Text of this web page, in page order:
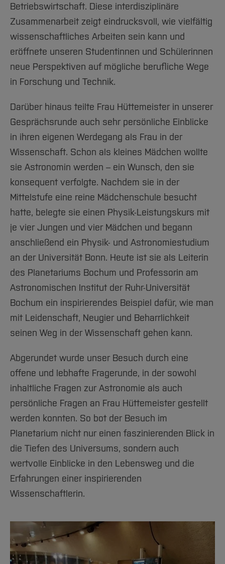
Betriebswirtschaft. Diese interdisziplinäre
Zusammenarbeit zeigt eindrucksvoll, wie vielfältig
wissenschaftliches Arbeiten sein kann und
eröffnete unseren Studentinnen und Schülerinnen
neue Perspektiven auf mögliche berufliche Wege
in Forschung und Technik.
Darüber hinaus teilte Frau Hüttemeister in unserer
Gesprächsrunde auch sehr persönliche Einblicke
in ihren eigenen Werdegang als Frau in der
Wissenschaft. Schon als kleines Mädchen wollte
sie Astronomin werden – ein Wunsch, den sie
konsequent verfolgte. Nachdem sie in der
Mittelstufe eine reine Mädchenschule besucht
hatte, belegte sie einen Physik-Leistungskurs mit
je vier Jungen und vier Mädchen und begann
anschließend ein Physik- und Astronomiestudium
an der Universität Bonn. Heute ist sie als Leiterin
des Planetariums Bochum und Professorin am
Astronomischen Institut der Ruhr-Universität
Bochum ein inspirierendes Beispiel dafür, wie man
mit Leidenschaft, Neugier und Beharrlichkeit
seinen Weg in der Wissenschaft gehen kann.
Abgerundet wurde unser Besuch durch eine
offene und lebhafte Fragerunde, in der sowohl
inhaltliche Fragen zur Astronomie als auch
persönliche Fragen an Frau Hüttemeister gestellt
werden konnten. So bot der Besuch im
Planetarium nicht nur einen faszinierenden Blick in
die Tiefen des Universums, sondern auch
wertvolle Einblicke in den Lebensweg und die
Erfahrungen einer inspirierenden
Wissenschaftlerin.